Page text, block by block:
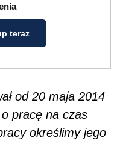
teraz
od 20 maja 2014
pracę na czas
określimy jego